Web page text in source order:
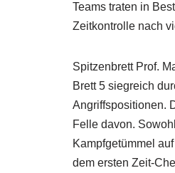
Teams traten in
Zeitkontrolle nach
Spitzenbrett Prof.
Brett 5 siegreich
Angriffspositionen.
Felle davon.
Kampfgetümmel
dem ersten Zeit-